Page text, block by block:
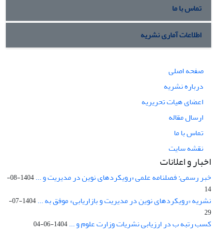
تماس با ما
اطلاعات آماری نشریه
صفحه اصلی
درباره نشریه
اعضای هیات تحریریه
ارسال مقاله
تماس با ما
نقشه سایت
اخبار و اعلانات
خبر رسمی: فصلنامه علمی «رویکردهای نوین در مدیریت و ...
1404-08-
14
نشریه «رویکردهای نوین در مدیریت و بازاریابی» موفق به ...
1404-07-
29
کسب رتبه ب در ارزیابی نشریات وزارت علوم و ...1404-06-04